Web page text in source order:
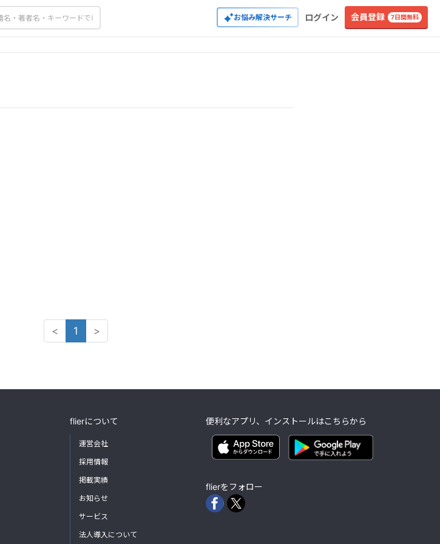
お悩み解決サーチ ログイン 会員登録 7日間無料
< 1 >
flierについて
運営会社
採用情報
掲載実績
お知らせ
サービス
法人導入について
便利なアプリ、インストールはこちらから
flierをフォロー